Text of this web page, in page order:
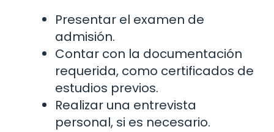
Presentar el examen de
admisión.
Contar con la documentación
requerida, como certificados de
estudios previos.
Realizar una entrevista
personal, si es necesario.